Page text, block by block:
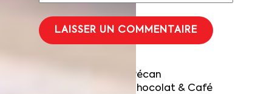
Choux Noix de Pécan
Tartelette Chocolat & Café